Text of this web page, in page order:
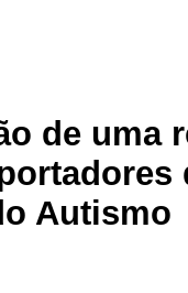
de uma
Autismo